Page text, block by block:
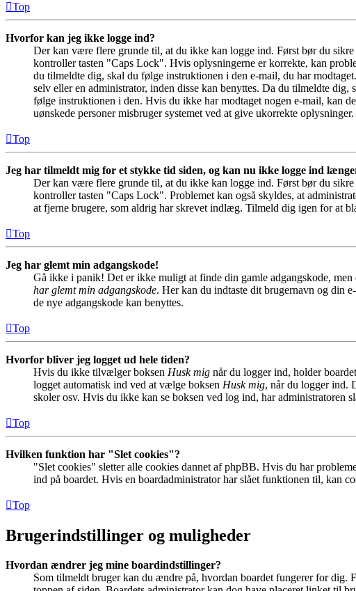
Top
Hvorfor kan jeg ikke logge ind?
Der kan være flere grunde til, at du ikke kan logge ind. Først bør du
kontroller tasten "Caps Lock". Hvis oplysningerne er korrekte, kan
du tilmeldte dig, skal du følge instruktionen i den e-mail, du har
selv eller en administrator, inden disse kan benyttes. Da du tilmeldte
følge instruktionen i den. Hvis du ikke har modtaget nogen e-mail, kan
uønskede personer misbruger systemet ved at give ukorrekte
Top
Jeg har tilmeldt mig for et stykke tid siden, og kan nu ikke logge ind
Der kan være flere grunde til, at du ikke kan logge ind. Først bør du
kontroller tasten "Caps Lock". Problemet kan også skyldes, at
at fjerne brugere, som aldrig har skrevet indlæg. Tilmeld dig igen for at
Top
Jeg har glemt min adgangskode!
Gå ikke i panik! Det er ikke muligt at finde din gamle adgangskode,
har glemt min adgangskode. Her kan du indtaste dit brugernavn og din
de nye adgangskode kan benyttes.
Top
Hvorfor bliver jeg logget ud hele tiden?
Hvis du ikke tilvælger boksen Husk mig når du logger ind, holder
logget automatisk ind ved at vælge boksen Husk mig, når du logger ind.
skoler osv. Hvis du ikke kan se boksen ved log ind, har administratoren
Top
Hvilken funktion har "Slet cookies"?
"Slet cookies" sletter alle cookies dannet af phpBB. Hvis du har
ind på boardet. Hvis en boardadministrator har slået funktionen til, kan
Top
Brugerindstillinger og muligheder
Hvordan ændrer jeg mine boardindstillinger?
Som tilmeldt bruger kan du ændre på, hvordan boardet fungerer for